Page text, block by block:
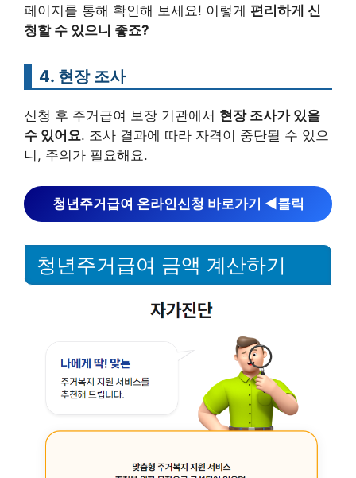
페이지를 통해 확인해 보세요! 이렇게 편리하게 신
청할 수 있으니 좋죠?
4. 현장 조사
신청 후 주거급여 보장 기관에서 현장 조사가 있을
수 있어요. 조사 결과에 따라 자격이 중단될 수 있으
니, 주의가 필요해요.
청년주거급여 온라인신청 바로가기 ◀︎클릭
청년주거급여 금액 계산하기